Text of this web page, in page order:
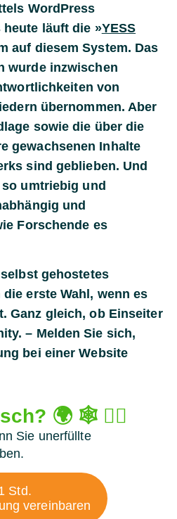
WordPress
heute läuft die »YESS
auf diesem System. Das
wurde inzwischen
von
übernommen. Aber
sowie die über die
gewachsenen Inhalte
sind geblieben. Und
umtriebig und
und
Forschende es
gehostetes
erste Wahl, wenn es
Ganz gleich, ob Einseiter
– Melden Sie sich,
bei einer Website
🌍 🕸​ 🧞‍♂️
Sie unerfüllte
Std.
vereinbaren